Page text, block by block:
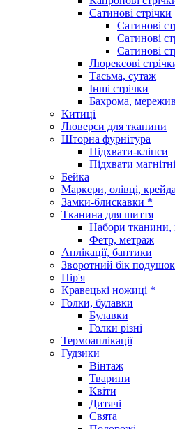
Сатинові стрічки
Сатинові
Сатинові
Сатинові
Люрексові
Тасьма, сутаж
Інші стрічки
Бахрома,
Китиці
Люверси для тканини
Шторна фурнітура
Підхвати-кліпси
Підхвати магнітні
Бейка
Маркери, олівці,
Замки-блискавки *
Тканина для шиття
Набори тканини,
Фетр, метраж
Аплікації, бантики
Зворотний бік подушок
Пір'я
Кравецькі ножиці *
Голки, булавки
Булавки
Голки різні
Термоаплікації
Гудзики
Вінтаж
Тварини
Квіти
Дитячі
Свята